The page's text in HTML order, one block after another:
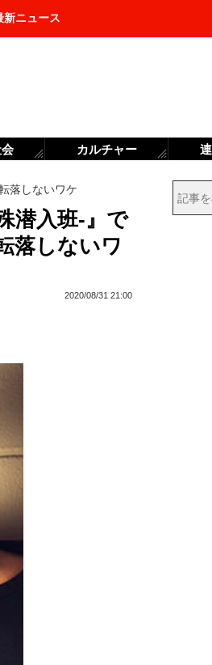
新ニュース
落しないワケ
潜入班-』で
落しないワ
2020/08/31 21:00
カルチャー